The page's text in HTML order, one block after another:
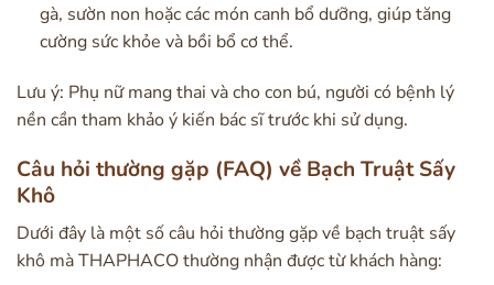
gà, sườn non hoặc các món canh bổ dưỡng, giúp tăng
cường sức khỏe và bồi bổ cơ thể.
Lưu ý: Phụ nữ mang thai và cho con bú, người có bệnh lý
nền cần tham khảo ý kiến bác sĩ trước khi sử dụng.
Câu hỏi thường gặp (FAQ) về Bạch Truật Sấy
Khô
Dưới đây là một số câu hỏi thường gặp về bạch truật sấy
khô mà THAPHACO thường nhận được từ khách hàng: